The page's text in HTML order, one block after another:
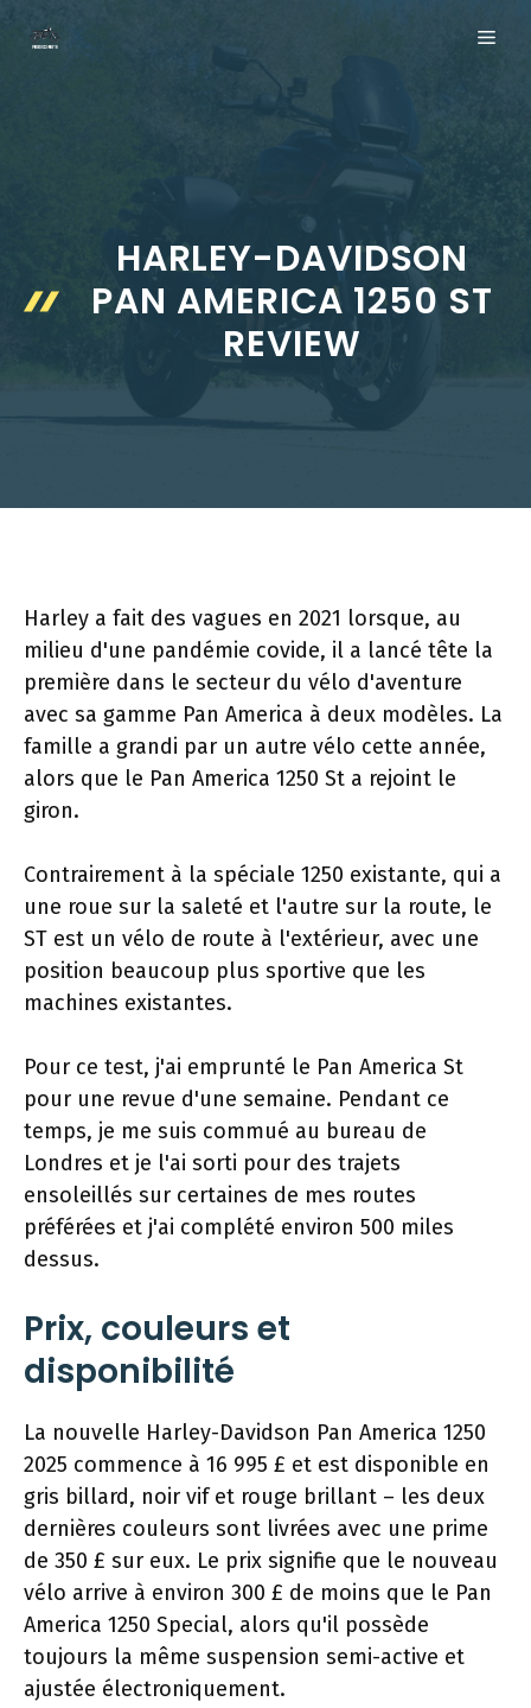
HARLEY-DAVIDSON
PAN AMERICA 1250 ST
REVIEW
Harley a fait des vagues en 2021 lorsque, au
milieu d'une pandémie covide, il a lancé tête la
première dans le secteur du vélo d'aventure
avec sa gamme Pan America à deux modèles. La
famille a grandi par un autre vélo cette année,
alors que le Pan America 1250 St a rejoint le
giron.
Contrairement à la spéciale 1250 existante, qui a
une roue sur la saleté et l'autre sur la route, le
ST est un vélo de route à l'extérieur, avec une
position beaucoup plus sportive que les
machines existantes.
Pour ce test, j'ai emprunté le Pan America St
pour une revue d'une semaine. Pendant ce
temps, je me suis commué au bureau de
Londres et je l'ai sorti pour des trajets
ensoleillés sur certaines de mes routes
préférées et j'ai complété environ 500 miles
dessus.
Prix, couleurs et
disponibilité
La nouvelle Harley-Davidson Pan America 1250
2025 commence à 16 995 £ et est disponible en
gris billard, noir vif et rouge brillant – les deux
dernières couleurs sont livrées avec une prime
de 350 £ sur eux. Le prix signifie que le nouveau
vélo arrive à environ 300 £ de moins que le Pan
America 1250 Special, alors qu'il possède
toujours la même suspension semi-active et
ajustée électroniquement.